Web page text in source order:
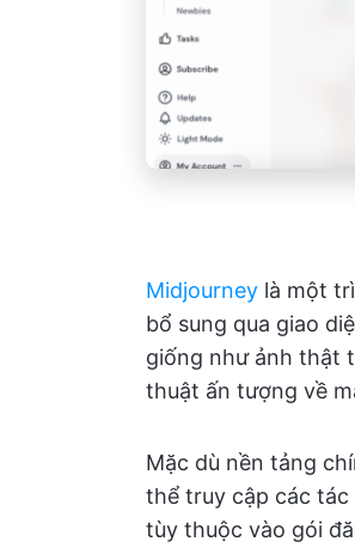
Midjourney là một
bổ sung qua giao
giống như ảnh thật
thuật ấn tượng về
Mặc dù nền tảng
thể truy cập các tác
tùy thuộc vào gói